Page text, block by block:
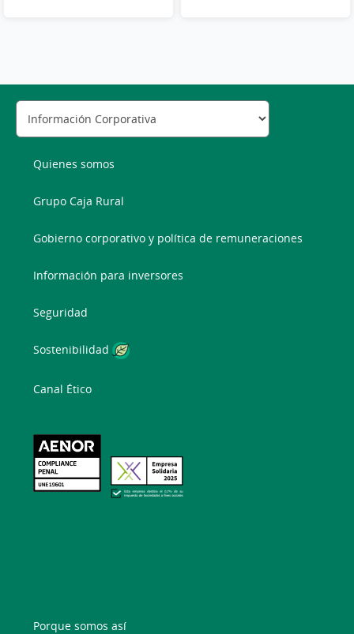
Quienes somos
Grupo Caja Rural
Gobierno corporativo y política de remuneraciones
Información para inversores
Seguridad
Sostenibilidad
Canal Ético
Porque somos así